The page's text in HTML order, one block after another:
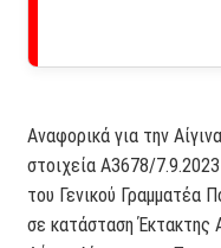
Αναφορικά για την
στοιχεία Α3678/
του Γενικού Γραμματέα
σε κατάσταση Έκτακτης